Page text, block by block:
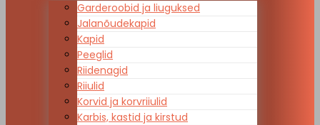
Garderoobid ja liuguksed
Jalanõudekapid
Kapid
Peeglid
Riidenagid
Riiulid
Korvid ja korvriiulid
Karbis, kastid ja kirstud